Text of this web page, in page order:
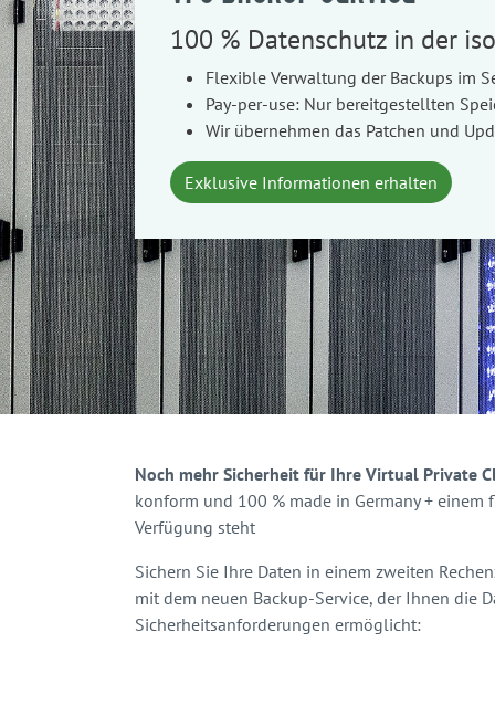
100 % Datenschutz in der
Flexible Verwaltung der Backups im
Pay-per-use: Nur bereitgestellten
Wir übernehmen das Patchen und
Exklusive Informationen erhalten
Noch mehr Sicherheit für Ihre Virtual Private
konform und 100 % made in Germany +
Verfügung steht
Sichern Sie Ihre Daten in einem zweiten
mit dem neuen Backup-Service, der Ihnen die
Sicherheitsanforderungen ermöglicht: